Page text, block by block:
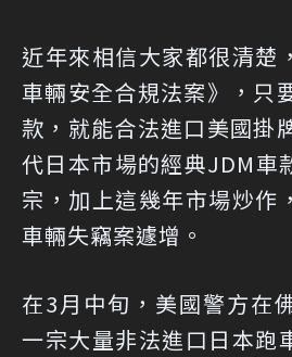
近年來相信大家都很清楚
車輛安全合規法案》，只
款，就能合法進口美國掛
代日本市場的經典JDM車
宗，加上這幾年市場炒作
車輛失竊案遽增。
在3月中旬，美國警方在
一宗大量非法進口日本跑